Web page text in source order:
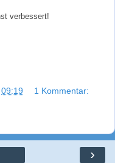
verbessert!
09:19 1 Kommentar:
›